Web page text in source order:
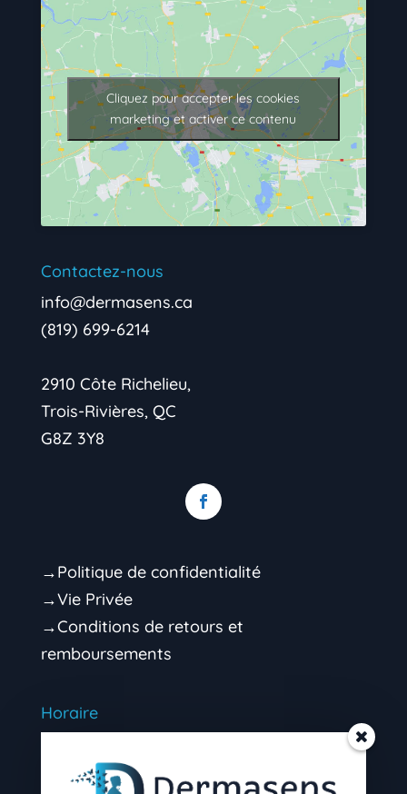
Cliquez pour accepter les cookies
marketing et activer ce contenu
Contactez-nous
info@dermasens.ca
(819) 699-6214
2910 Côte Richelieu,
Trois-Rivières, QC
G8Z 3Y8
→Politique de confidentialité
→Vie Privée
→Conditions de retours et
remboursements
Horaire
Mardi 9h00 – 16h30 (soir sur rendez-vous)
Mercredi 9h00 – 16h30 (soir sur rendez-